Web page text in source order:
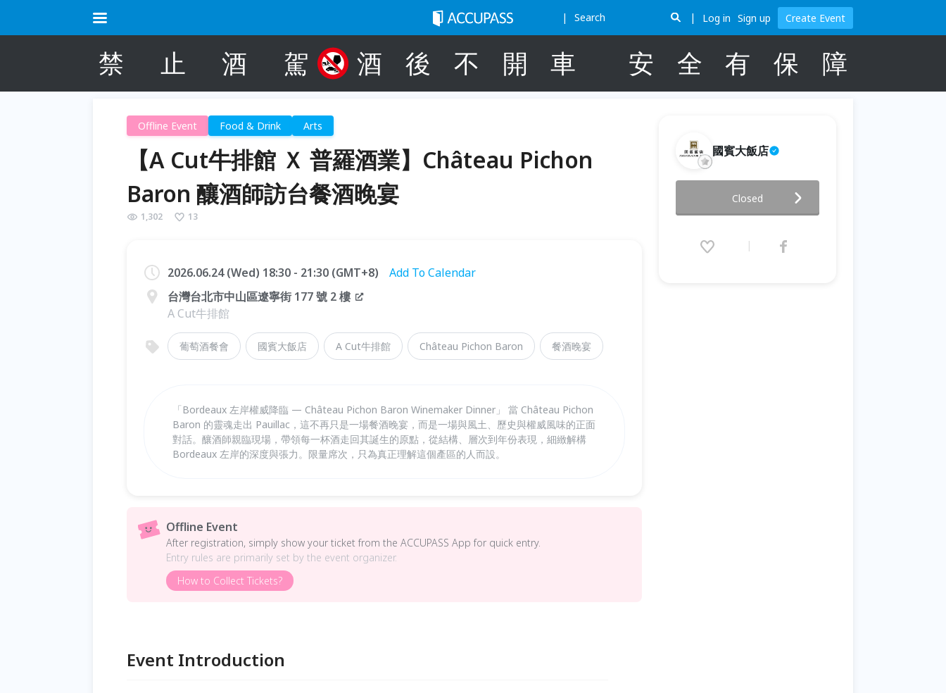
Search Log in Sign up Create Event
禁 止 酒 駕 酒 後 不 開 車 安 全 有 保 障
Offline Event Food & Drink Arts
【A Cut牛排館 Ｘ 普羅酒業】Château Pichon
Baron 釀酒師訪台餐酒晚宴
1,302 13
2026.06.24 (Wed) 18:30 - 21:30 (GMT+8)
Add To Calendar
台灣台北市中山區遼寧街 177 號 2 樓
A Cut牛排館
葡萄酒餐會 國賓大飯店 A Cut牛排館 Château Pichon Baron 餐酒晚宴
「Bordeaux 左岸權威降臨 — Château Pichon Baron Winemaker Dinner」 當 Château Pichon
Baron 的靈魂走出 Pauillac，這不再只是一場餐酒晚宴，而是一場與風土、歷史與權威風味的正面
對話。釀酒師親臨現場，帶領每一杯酒走回其誕生的原點，從結構、層次到年份表現，細緻解構
Bordeaux 左岸的深度與張力。限量席次，只為真正理解這個產區的人而設。
Offline Event
After registration, simply show your ticket from the ACCUPASS App for quick entry.
Entry rules are primarily set by the event organizer.
How to Collect Tickets?
Event Introduction
國賓大飯店
Château Pichon Baron 釀酒師
訪台餐酒晚宴
(GMT+8)
Closed